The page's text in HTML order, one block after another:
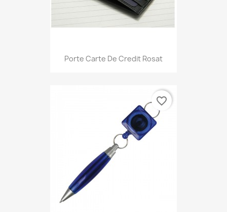
Porte Carte De Credit Rosat
favorite_border